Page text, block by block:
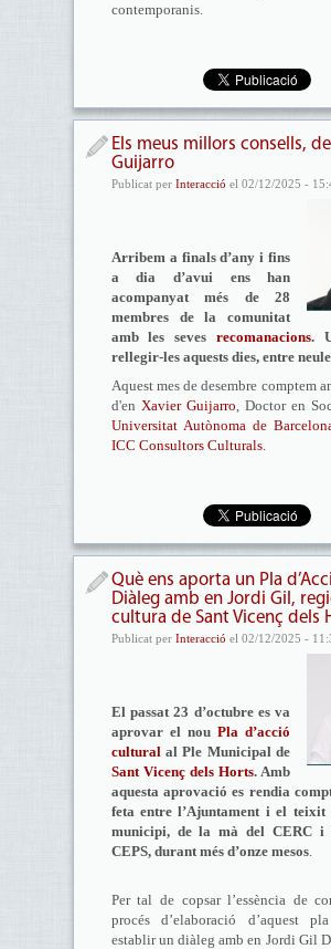
contemporanis.
Els meus millors consells,
Guijarro
Publicat per Interacció el 02/12/2025 -
Arribem a finals d’any i fins
a dia d’avui ens han
acompanyat més de 28
membres de la comunitat
amb les seves recomanacions.
rellegir-les aquests dies, entre
Aquest mes de desembre comptem
d'en Xavier Guijarro, Doctor en
Universitat Autònoma de
ICC Consultors Culturals.
Què ens aporta un Pla
Diàleg amb en Jordi Gil,
cultura de Sant Vicenç dels
Publicat per Interacció el 02/12/2025 -
El passat 23 d’octubre es va
aprovar el nouPla d’acció
culturalal Ple Municipal de
Sant Vicenç dels Horts. Amb
aquesta aprovació es rendia
feta entre l’Ajuntament i el teixit
municipi, de la mà del CERC i
CEPS, durant més d’onze mesos.
Per tal de copsar l’essència de
procés d’elaboració d’aquest
establir un diàleg amb en Jordi Gil